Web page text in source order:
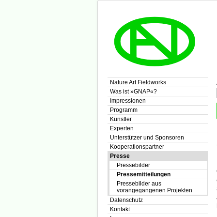
Nature Art Fieldworks
Was ist »GNAP«?
Impressionen
Programm
Künstler
Experten
Unterstützer und Sponsoren
Kooperationspartner
Presse
Pressebilder
Pressemitteilungen
Pressebilder aus
vorangegangenen Projekten
Datenschutz
Kontakt